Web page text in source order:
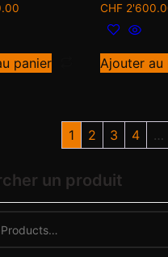
panier
CHF
Ajouter au
1 2 3 4 …
un produit